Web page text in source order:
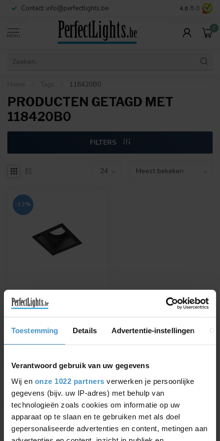
Toestemming Details Advertentie-instellingen
Verantwoord gebruik van uw gegevens
Wij en onze 1022 partners verwerken je persoonlijke
gegevens (bijv. uw IP-adres) met behulp van
technologieën zoals cookies om informatie op uw
apparaat op te slaan en te gebruiken met als doel
gepersonaliseerde advertenties en content, metingen aan
Contact: info@perfectlights.be 4.0 /5.0
MENU
0
Home Tags 118420B0
PRODUCTEN GETAGD MET
118420B0
FILTERS
-12%
INBOUWSPOT PLANO
IP44 1.0 PAR16
€65,38
Toon1-1van 1